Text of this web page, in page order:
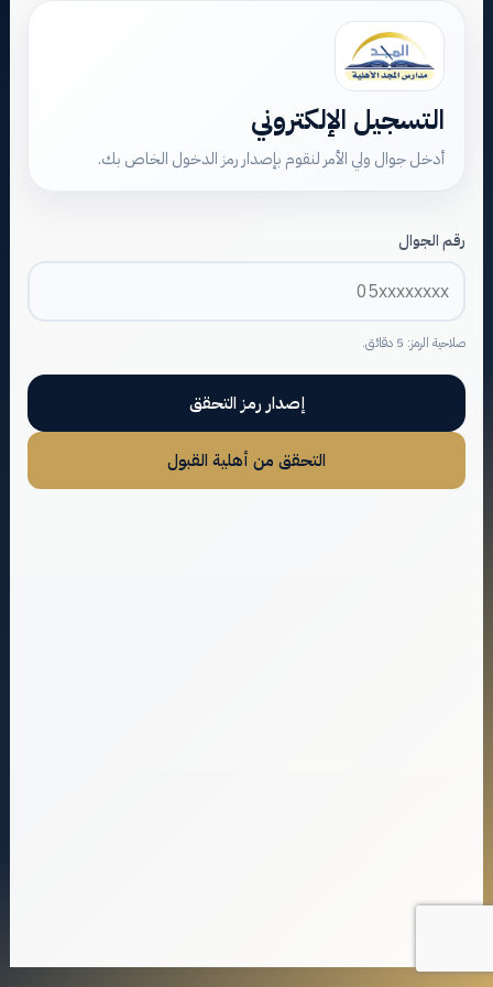
التسجيل الإلكتروني
أدخل جوال ولي الأمر لنقوم بإصدار رمز الدخول الخاص بك.
رقم الجوال
صلاحية الرمز: 5 دقائق.
إصدار رمز التحقق
التحقق من أهلية القبول